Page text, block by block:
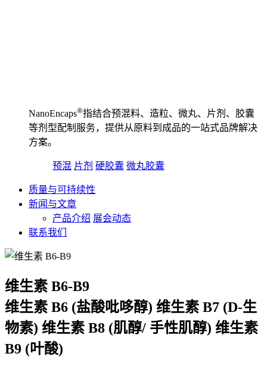
NanoEncaps®️指结合预混料、造粒、微丸、片剂、胶囊
等剂型配制服务，提供从原料到成品的一站式品牌解决
方案。
预混 片剂 硬胶囊 微丸胶囊
质量与可持续性
新闻与文章
产品介绍 展会动态
联系我们
维生素 B6-B9
维生素 B6 (盐酸吡哆醇) 维生素 B7 (D-生
物素) 维生素 B8 (肌醇/ 手性肌醇) 维生素
B9 (叶酸)